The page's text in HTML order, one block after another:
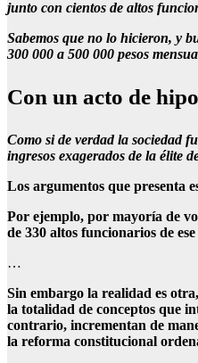
junto con cientos de altos
Sabemos que no lo hicieron, y
300 000 a 500 000 pesos
Con un acto de
Como si de verdad la sociedad
ingresos exagerados de la élite
Los argumentos que presenta
Por ejemplo, por mayoría de
de 330 altos funcionarios de
…
Sin embargo la realidad es
la totalidad de conceptos que
contrario, incrementan de
la reforma constitucional